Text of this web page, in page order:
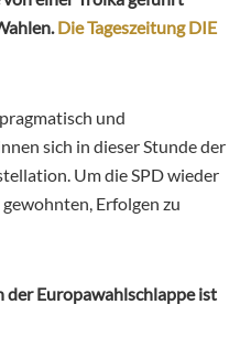
Die Tageszeitung DIE
und
sich in dieser Stunde der
Um die SPD wieder
Erfolgen zu
Europawahlschlappe ist